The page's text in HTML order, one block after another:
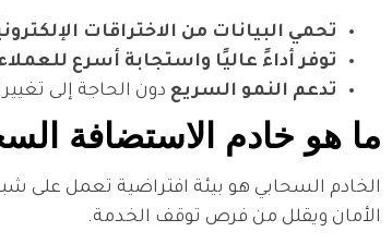
تحمي البيانات من الاختراقات
توفر أداءً عاليًا واستجابة أسرع
تدعم النمو السريع دون الحاجة إلى
ما هو خادم الاستضافة
الخادم السحابي هو بيئة افتراضية تعمل على
الأمان ويقلل من فرص توقف الخدمة.